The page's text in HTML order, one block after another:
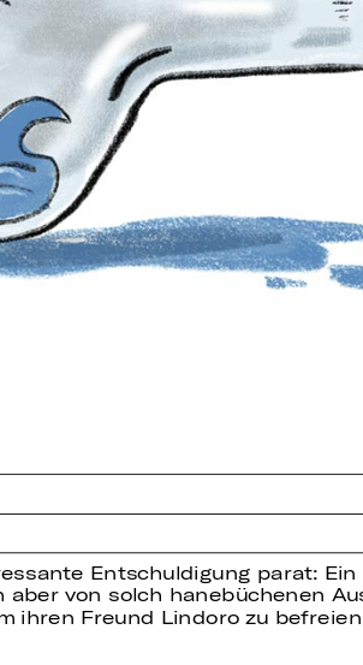
Entschuldigung parat:
aber von solch hanebüchenen
ihren Freund Lindoro zu